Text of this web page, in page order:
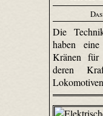
Die
haben
Kränen für
deren